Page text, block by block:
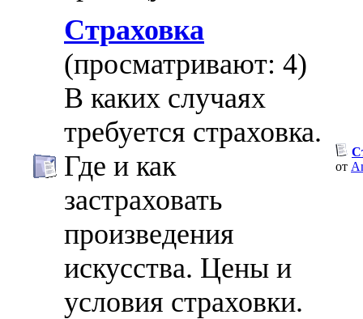
Страховка
(просматривают: 4)
В каких случаях
требуется страховка.
Где и как
застраховать
произведения
искусства. Цены и
условия страховки.
от